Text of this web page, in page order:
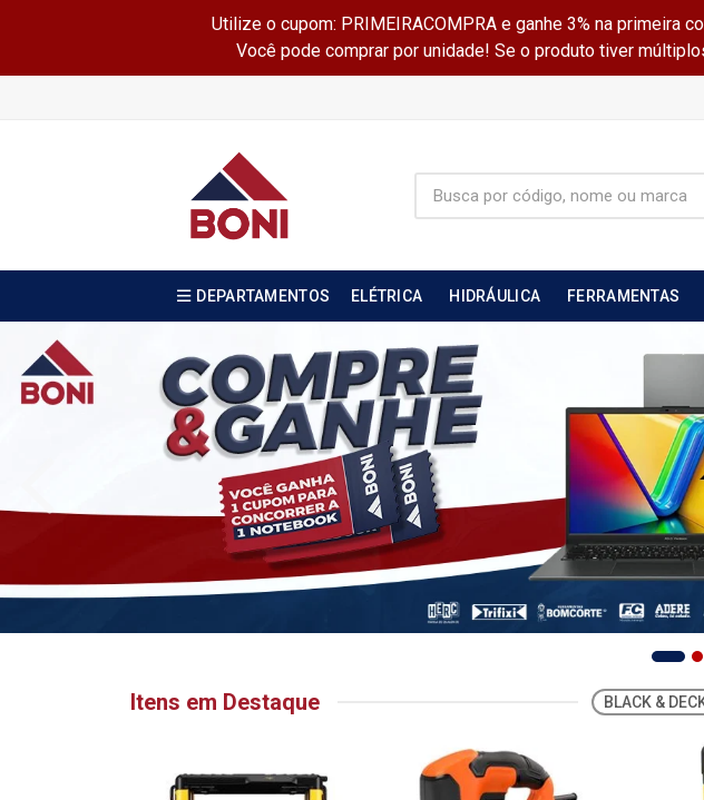
Utilize o cupom: PRIMEIRACOMPRA e ganhe 3% na primeira
Você pode comprar por unidade! Se o produto tiver
DEPARTAMENTOS ELÉTRICA HIDRÁULICA FERRAMENTAS
Itens em Destaque BLACK &